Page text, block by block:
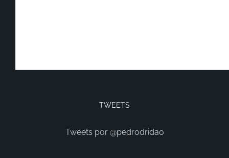
TWEETS
Tweets por @pedrodridao